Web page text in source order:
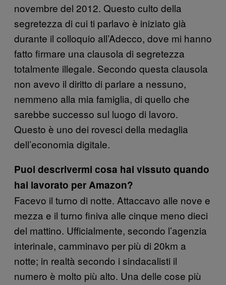
novembre del 2012. Questo culto della
segretezza di cui ti parlavo è iniziato già
durante il colloquio all’Adecco, dove mi hanno
fatto firmare una clausola di segretezza
totalmente illegale. Secondo questa clausola
non avevo il diritto di parlare a nessuno,
nemmeno alla mia famiglia, di quello che
sarebbe successo sul luogo di lavoro.
Questo è uno dei rovesci della medaglia
dell’economia digitale.
Puoi descrivermi cosa hai vissuto quando
hai lavorato per Amazon?
Facevo il turno di notte. Attaccavo alle nove e
mezza e il turno finiva alle cinque meno dieci
del mattino. Ufficialmente, secondo l’agenzia
interinale, camminavo per più di 20km a
notte; in realtà secondo i sindacalisti il
numero è molto più alto. Una delle cose più